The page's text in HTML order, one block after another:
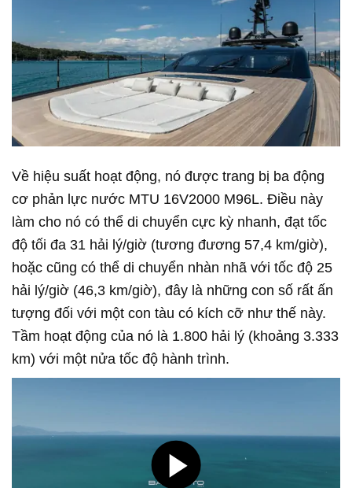
Về hiệu suất hoạt động, nó được trang bị ba động
cơ phản lực nước MTU 16V2000 M96L. Điều này
làm cho nó có thể di chuyển cực kỳ nhanh, đạt tốc
độ tối đa 31 hải lý/giờ (tương đương 57,4 km/giờ),
hoặc cũng có thể di chuyển nhàn nhã với tốc độ 25
hải lý/giờ (46,3 km/giờ), đây là những con số rất ấn
tượng đối với một con tàu có kích cỡ như thế này.
Tầm hoạt động của nó là 1.800 hải lý (khoảng 3.333
km) với một nửa tốc độ hành trình.